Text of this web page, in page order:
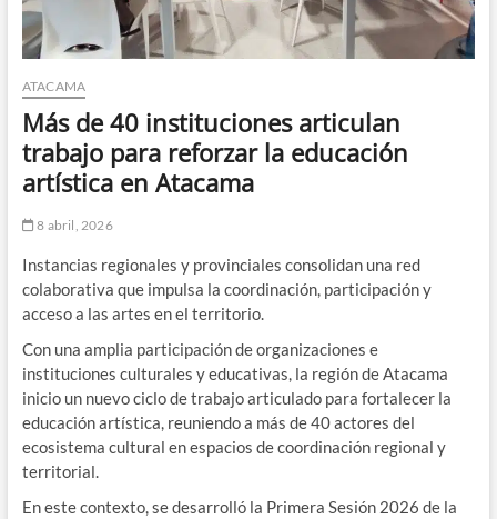
ATACAMA
Más de 40 instituciones articulan
trabajo para reforzar la educación
artística en Atacama
8 abril, 2026
Instancias regionales y provinciales consolidan una red
colaborativa que impulsa la coordinación, participación y
acceso a las artes en el territorio.
Con una amplia participación de organizaciones e
instituciones culturales y educativas, la región de Atacama
inicio un nuevo ciclo de trabajo articulado para fortalecer la
educación artística, reuniendo a más de 40 actores del
ecosistema cultural en espacios de coordinación regional y
territorial.
En este contexto, se desarrolló la Primera Sesión 2026 de la